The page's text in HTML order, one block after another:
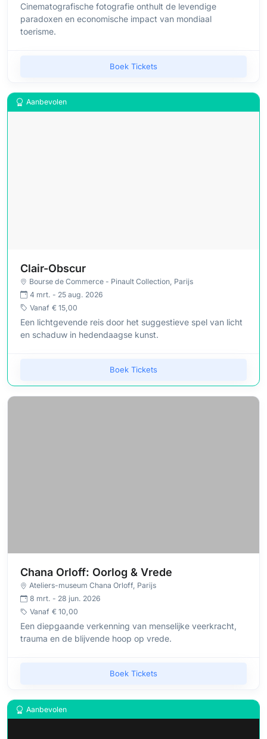
Cinematografische fotografie onthult de levendige
paradoxen en economische impact van mondiaal
toerisme.
Boek Tickets
Aanbevolen
Clair-Obscur
Bourse de Commerce - Pinault Collection, Parijs
4 mrt. - 25 aug. 2026
Vanaf € 15,00
Een lichtgevende reis door het suggestieve spel van licht
en schaduw in hedendaagse kunst.
Boek Tickets
Chana Orloff: Oorlog & Vrede
Ateliers-museum Chana Orloff, Parijs
8 mrt. - 28 jun. 2026
Vanaf € 10,00
Een diepgaande verkenning van menselijke veerkracht,
trauma en de blijvende hoop op vrede.
Boek Tickets
Aanbevolen